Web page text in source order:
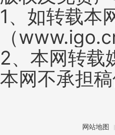
1、如转载本
（
2、本网转载
本网不承担
网站地图